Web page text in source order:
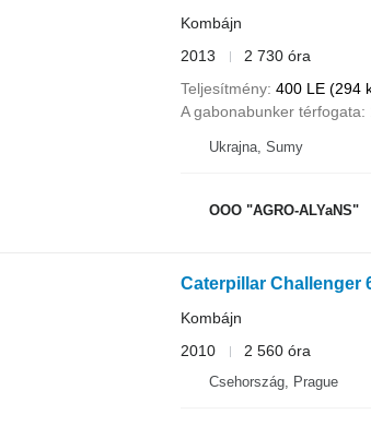
Kombájn
2013
2 730 óra
Teljesítmény 400 LE (294
A gabonabunker térfogata
Ukrajna, Sumy
OOO "AGRO-ALYaNS"
Caterpillar Challenger
Kombájn
2010
2 560 óra
Csehország, Prague